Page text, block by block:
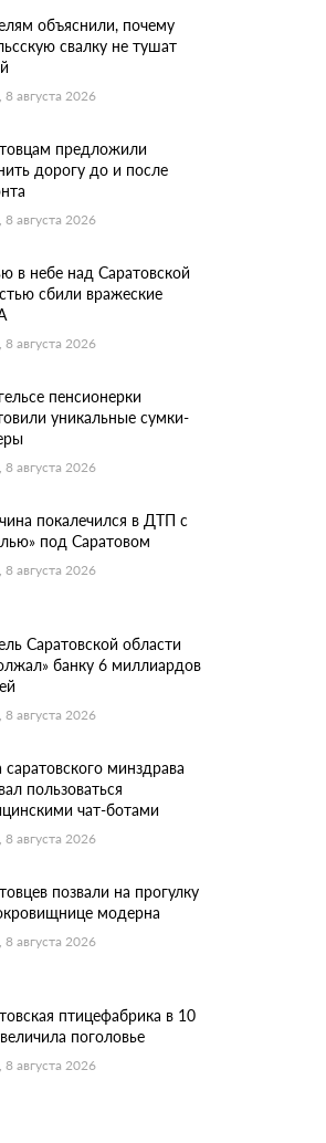
объяснили, почему
свалку не тушат
8 августа 2026
предложили
дорогу до и после
8 августа 2026
в небе над Саратовской
сбили вражеские
8 августа 2026
пенсионерки
уникальные сумки-
8 августа 2026
покалечился в ДТП с
под Саратовом
8 августа 2026
Саратовской области
банку 6 миллиардов
8 августа 2026
саратовского минздрава
пользоваться
чат-ботами
8 августа 2026
позвали на прогулку
модерна
8 августа 2026
птицефабрика в 10
поголовье
8 августа 2026